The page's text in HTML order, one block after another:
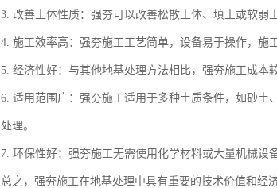
3. 改善土体性质：强夯可以改善松散土体、填土或软弱
4. 施工效率高：强夯施工工艺简单，设备易于操作，施
5. 经济性好：与其他地基处理方法相比，强夯施工成本
6. 适用范围广：强夯施工适用于多种土质条件，如砂
处理。
7. 环保性好：强夯施工无需使用化学材料或大量机械设
总之，强夯施工在地基处理中具有重要的技术价值和经